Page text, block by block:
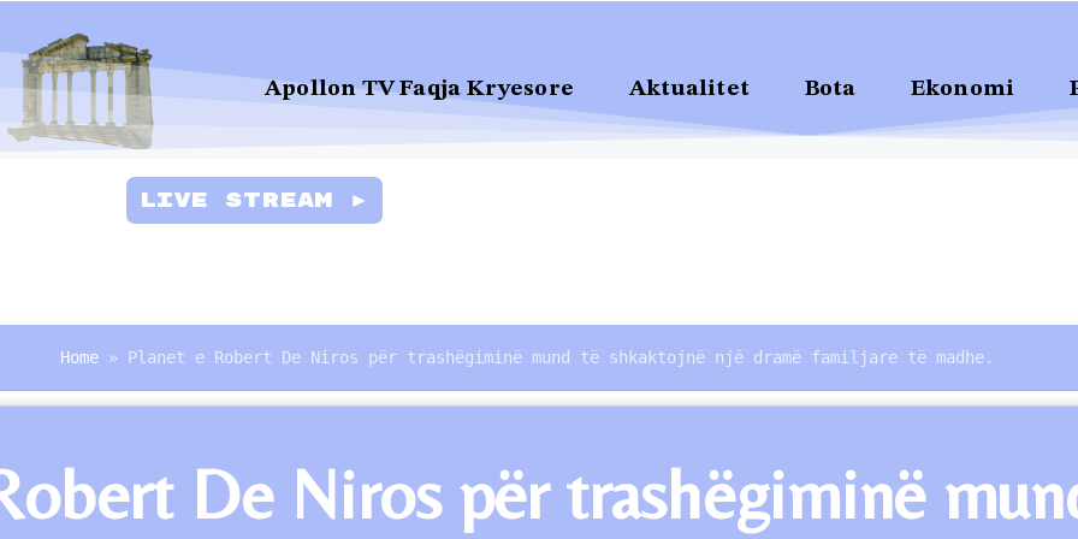
Apollon TV Faqja Kryesore Aktualitet Bota Ekonomi
Live Stream ►
Home » Planet e Robert De Niros për trashëgiminë mund të shkaktojnë një dramë familjare të madhe.
De Niros për trashëgiminë